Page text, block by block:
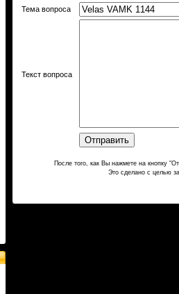
Тема вопроса
Текст вопроса
После того, как Вы нажмете на кнопку
Это сделано с целью